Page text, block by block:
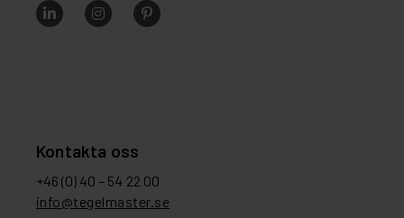
Kontakta oss
+46 (0) 40 – 54 22 00
info@tegelmaster.se